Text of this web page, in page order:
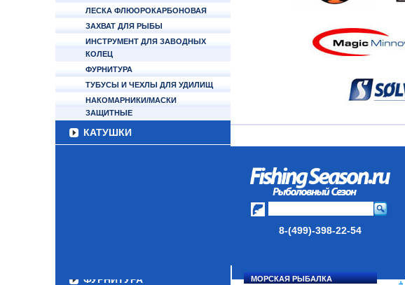
ЛЕСКА ФЛЮОРОКАРБОНОВАЯ
ЗАХВАТ ДЛЯ РЫБЫ
ИНСТРУМЕНТ ДЛЯ ЗАВОДНЫХ
КОЛЕЦ
ФУРНИТУРА
ТУБУСЫ И ЧЕХЛЫ ДЛЯ УДИЛИЩ
НАКОМАРНИКИ/МАСКИ
ЗАЩИТНЫЕ
КАТУШКИ
ФУРНИТУРА
8-(499)-398-22-54
МОРСКАЯ РЫБАЛКА